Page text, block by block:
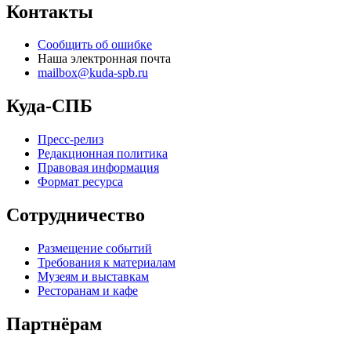
Контакты
Сообщить об ошибке
Наша электронная почта
mailbox@kuda-spb.ru
Куда-СПБ
Пресс-релиз
Редакционная политика
Правовая информация
Формат ресурса
Сотрудничество
Размещение событий
Требования к материалам
Музеям и выставкам
Ресторанам и кафе
Партнёрам